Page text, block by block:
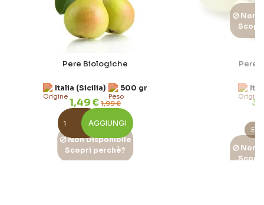
Pere Biologiche
Italia (Sicilia) 500 gr
1,49 €1,99 €
AGGIUNGI
Non
Pere
Non
Non Disponibile
Scopri perchè?